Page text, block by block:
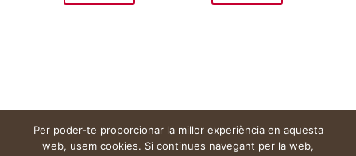
Avís legal Cistella El meu compte
Per poder-te proporcionar la millor experiència en aquesta
web, usem cookies. Si continues navegant per la web,